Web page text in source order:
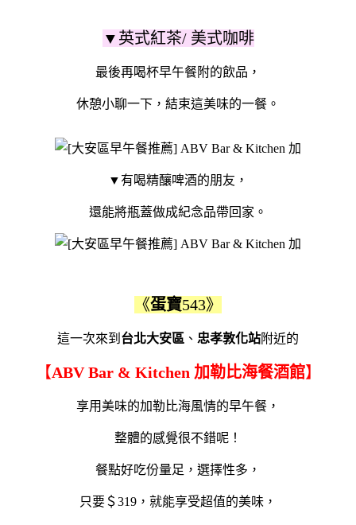
▼英式紅茶/ 美式咖啡
最後再喝杯早午餐附的飲品，
休憩小聊一下，結束這美味的一餐。
▼有喝精釀啤酒的朋友，
還能將瓶蓋做成紀念品帶回家。
《蛋寶543》
這一次來到 台北大安區 、 忠孝敦化站附近的
【ABV Bar & Kitchen 加勒比海餐酒館】
享用美味的加勒比海風情的早午餐，
整體的感覺很不錯呢！
餐點好吃份量足，選擇性多，
只要＄319，就能享受超值的美味，